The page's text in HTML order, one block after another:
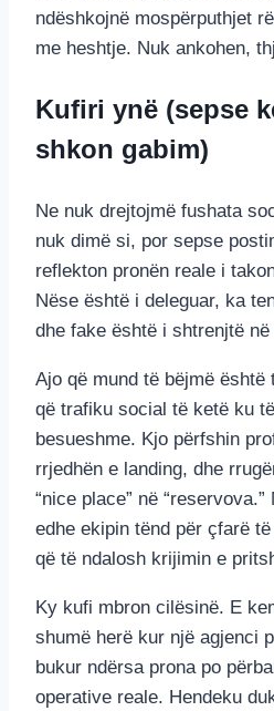
ndëshkojnë mospërputhjet
me heshtje. Nuk ankohen,
Kufiri ynë (sepse
shkon gabim)
Ne nuk drejtojmë fushata
nuk dimë si, por sepse
reflekton pronën reale i
Nëse është i deleguar, ka
dhe fake është i shtrenjtë
Ajo që mund të bëjmë është
që trafiku social të ketë ku
besueshme. Kjo përfshin
rrjedhën e landing, dhe
“nice place” në
edhe ekipin tënd për çfarë
që të ndalosh krijimin e
Ky kufi mbron cilësinë. E
shumë herë kur një agjenci
bukur ndërsa prona po
operative reale. Hendeku